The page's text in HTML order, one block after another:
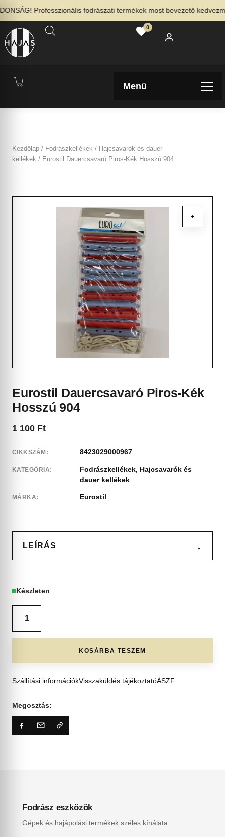
Professzionális fodrászati termékek most bevezető
0
Menü
Kezdőlap / Fodrászkellékek / Hajcsavarók és dauer
kellékek / Eurostil Dauercsavaró Piros-Kék Hosszú 904
+
Eurostil Dauercsavaró Piros-Kék
Hosszú 904
1 100 Ft
CIKKSZÁM: 8423029000967
KATEGÓRIA: Fodrászkellékek, Hajcsavarók és
dauer kellékek
MÁRKA: Eurostil
LEÍRÁS ↓
Készleten
KOSÁRBA TESZEM
Szállítási információkVisszaküldés tájékoztatóÁSZF
Megosztás:
Fodrász eszközök
Gépek és hajápolási termékek széles kínálata.